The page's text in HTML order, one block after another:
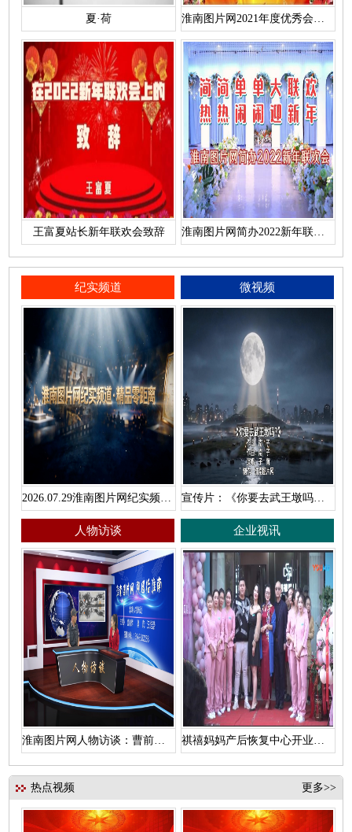
夏·荷 淮南图片网2021年度优秀会员名单
王富夏站长新年联欢会致辞 淮南图片网简办2022新年联欢会
纪实频道 微视频
宣传片：《你要去武王墩吗？》
人物访谈
淮南图片网人物访谈：曹前辉访汪维浩
企业视讯
祺禧妈妈产后恢复中心开业盛典
热点视频 更多>>